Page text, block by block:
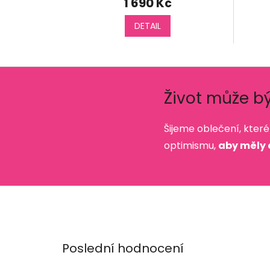
DETAIL
Život může
Šijeme oblečení,
optimismu, aby měly
Poslední hodnocení